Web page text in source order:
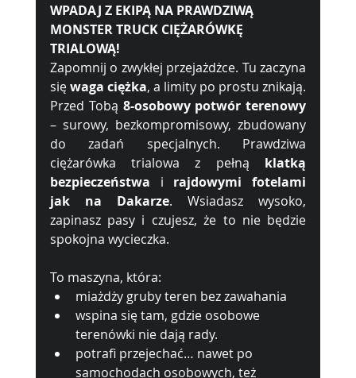
WPADAJ Z EKIPĄ NA PRAWDZIWĄ
MONSTER TRUCK CIĘŻARÓWKĘ
TRIALOWĄ!
Zapomnij o zwykłej przejażdżce. Tu zaczyna
się waga ciężka, a limity po prostu znikają.
Przed Tobą 8-osobowy potwór terenowy
– surowy, bezkompromisowy, zbudowany
do zadań specjalnych. Prawdziwa
ciężarówka trialowa z pełną klatką
bezpieczeństwa i rajdowymi fotelami
jak na Dakarze. Wsiadasz wysoko,
zapinasz pasy i czujesz, że to nie będzie
spokojna wycieczka.
To maszyna, która:
miażdży gruby teren bez zawahania
wspina się tam, gdzie osobowe
terenówki nie dają rady.
potrafi przejechać… nawet po
samochodach osobowych, też